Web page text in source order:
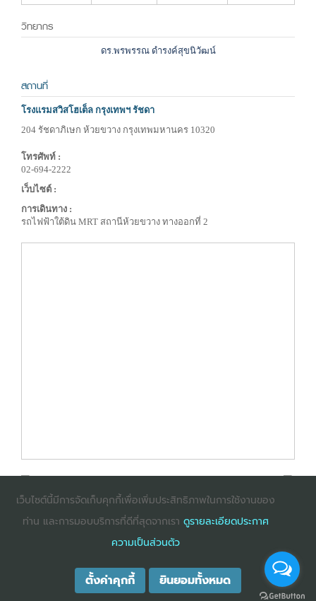
วิทยากร
ดร.พรพรรณ ดำรงค์สุขนิวัฒน์
สถานที่
โรงแรมสวิสโฮเต็ล กรุงเทพฯ รัชดา
204 รัชดาภิเษก ห้วยขวาง กรุงเทพมหานคร 10320
โทรศัพท์ :
02-694-2222
เว็บไซต์ :
การเดินทาง :
รถไฟฟ้าใต้ดิน MRT สถานีห้วยขวาง ทางออกที่ 2
: InternetExplorer เวอร์ชั่น 10 ขึ้นไป
: Chrome เวอร์ชั่น 58 ขึ้นไป
COPYRIGHT ©2025DHARMNITI SEMINAR AND TRAINING CO., LTDALL
RIGHTS RESERVED. E-COMMERCIAL REGISTRATION 0105529026680
เว็บไซต์นี้มีการจัดเก็บคุกกี้เพื่อเพิ่มประสิทธิภาพในการใช้งานของ
ท่าน และการมอบบริการที่ดีที่สุดจากเรา ดูรายละเอียดประกาศ
ความเป็นส่วนตัว
ตั้งค่าคุกกี้ ยินยอมทั้งหมด